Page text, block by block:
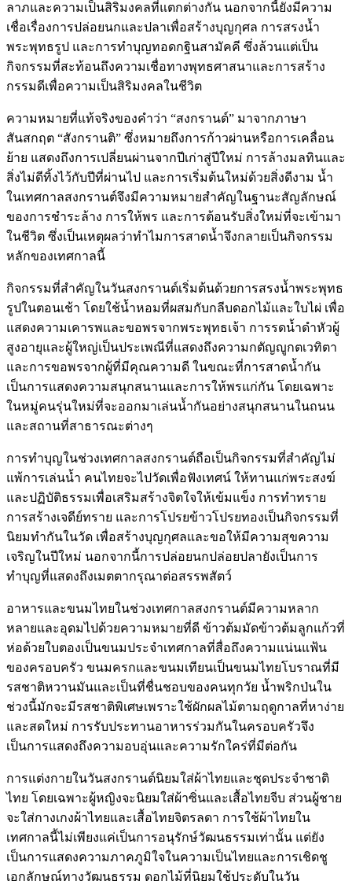
ลาภและความเป็นสิริมงคลที่แตกต่างกัน นอกจากนี้ยังมีความ
เชื่อเรื่องการปล่อยนกและปลาเพื่อสร้างบุญกุศล การสรงน้ำ
พระพุทธรูป และการทำบุญทอดกฐินสามัคคี ซึ่งล้วนแต่เป็น
กิจกรรมที่สะท้อนถึงความเชื่อทางพุทธศาสนาและการสร้าง
กรรมดีเพื่อความเป็นสิริมงคลในชีวิต
ความหมายที่แท้จริงของคำว่า “สงกรานต์” มาจากภาษา
สันสกฤต “สังกรานติ” ซึ่งหมายถึงการก้าวผ่านหรือการเคลื่อน
ย้าย แสดงถึงการเปลี่ยนผ่านจากปีเก่าสู่ปีใหม่ การล้างมลทินและ
สิ่งไม่ดีทิ้งไว้กับปีที่ผ่านไป และการเริ่มต้นใหม่ด้วยสิ่งดีงาม น้ำ
ในเทศกาลสงกรานต์จึงมีความหมายสำคัญในฐานะสัญลักษณ์
ของการชำระล้าง การให้พร และการต้อนรับสิ่งใหม่ที่จะเข้ามา
ในชีวิต ซึ่งเป็นเหตุผลว่าทำไมการสาดน้ำจึงกลายเป็นกิจกรรม
หลักของเทศกาลนี้
กิจกรรมที่สำคัญในวันสงกรานต์เริ่มต้นด้วยการสรงน้ำพระพุทธ
รูปในตอนเช้า โดยใช้น้ำหอมที่ผสมกับกลีบดอกไม้และใบไผ่ เพื่อ
แสดงความเคารพและขอพรจากพระพุทธเจ้า การรดน้ำดำหัวผู้
สูงอายุและผู้ใหญ่เป็นประเพณีที่แสดงถึงความกตัญญูกตเวทิตา
และการขอพรจากผู้ที่มีคุณความดี ในขณะที่การสาดน้ำกัน
เป็นการแสดงความสนุกสนานและการให้พรแก่กัน โดยเฉพาะ
ในหมู่คนรุ่นใหม่ที่จะออกมาเล่นน้ำกันอย่างสนุกสนานในถนน
และสถานที่สาธารณะต่างๆ
การทำบุญในช่วงเทศกาลสงกรานต์ถือเป็นกิจกรรมที่สำคัญไม่
แพ้การเล่นน้ำ คนไทยจะไปวัดเพื่อฟังเทศน์ ให้ทานแก่พระสงฆ์
และปฏิบัติธรรมเพื่อเสริมสร้างจิตใจให้เข้มแข็ง การทำทราย
การสร้างเจดีย์ทราย และการโปรยข้าวโปรยทองเป็นกิจกรรมที่
นิยมทำกันในวัด เพื่อสร้างบุญกุศลและขอให้มีความสุขความ
เจริญในปีใหม่ นอกจากนี้การปล่อยนกปล่อยปลายังเป็นการ
ทำบุญที่แสดงถึงเมตตากรุณาต่อสรรพสัตว์
อาหารและขนมไทยในช่วงเทศกาลสงกรานต์มีความหลาก
หลายและอุดมไปด้วยความหมายที่ดี ข้าวต้มมัดข้าวต้มลูกแก้วที่
ห่อด้วยใบตองเป็นขนมประจำเทศกาลที่สื่อถึงความแน่นแฟ้น
ของครอบครัว ขนมครกและขนมเทียนเป็นขนมไทยโบราณที่มี
รสชาติหวานมันและเป็นที่ชื่นชอบของคนทุกวัย น้ำพริกป่นใน
ช่วงนี้มักจะมีรสชาติพิเศษเพราะใช้ผักผลไม้ตามฤดูกาลที่หาง่าย
และสดใหม่ การรับประทานอาหารร่วมกันในครอบครัวจึง
เป็นการแสดงถึงความอบอุ่นและความรักใคร่ที่มีต่อกัน
การแต่งกายในวันสงกรานต์นิยมใส่ผ้าไทยและชุดประจำชาติ
ไทย โดยเฉพาะผู้หญิงจะนิยมใส่ผ้าซิ่นและเสื้อไทยจีบ ส่วนผู้ชาย
จะใส่กางเกงผ้าไทยและเสื้อไทยจิตรลดา การใช้ผ้าไทยใน
เทศกาลนี้ไม่เพียงแค่เป็นการอนุรักษ์วัฒนธรรมเท่านั้น แต่ยัง
เป็นการแสดงความภาคภูมิใจในความเป็นไทยและการเชิดชู
เอกลักษณ์ทางวัฒนธรรม ดอกไม้ที่นิยมใช้ประดับในวัน